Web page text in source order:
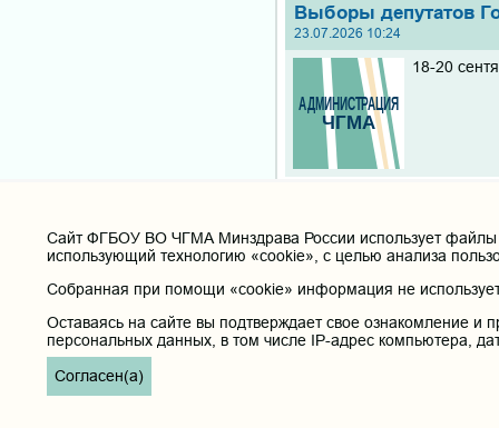
Выборы депутатов
23.07.2026 10:24
18-20
22.07.2026 18:39
Cайт ФГБОУ ВО ЧГМА Минздрава России использует файлы
использующий технологию «cookie», с целью анализа
Собранная при помощи «cookie» информация не
Оставаясь на сайте вы подтверждает свое ознакомление и
персональных данных, в том числе IP-адрес компьютера,
Согласен(а)